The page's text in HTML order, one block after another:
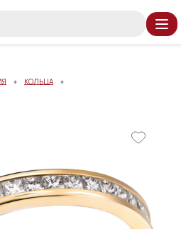
КОЛЬЦА